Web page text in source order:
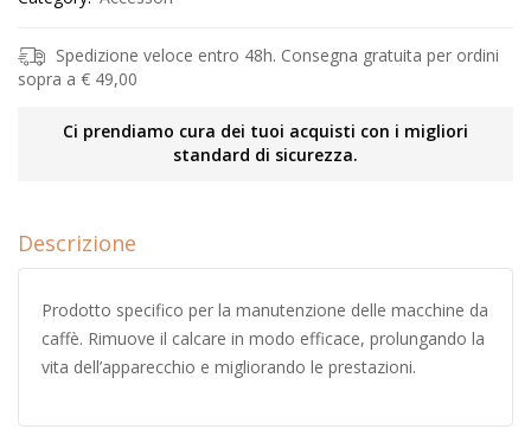
Spedizione veloce entro 48h. Consegna gratuita per ordini
sopra a € 49,00
Ci prendiamo cura dei tuoi acquisti con i migliori
standard di sicurezza.
Descrizione
Prodotto specifico per la manutenzione delle macchine da
caffè. Rimuove il calcare in modo efficace, prolungando la
vita dell’apparecchio e migliorando le prestazioni.